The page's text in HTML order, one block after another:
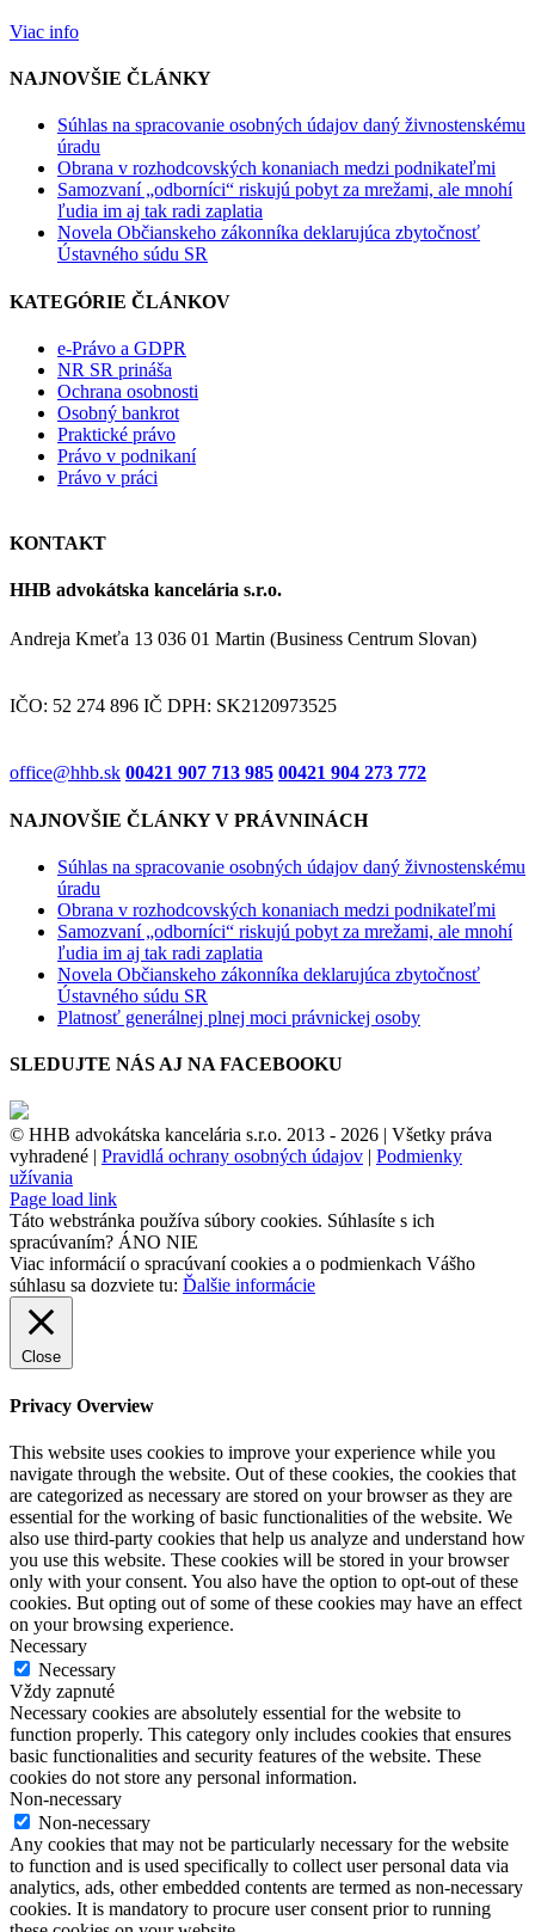
Viac info
NAJNOVŠIE ČLÁNKY
Súhlas na spracovanie osobných údajov daný živnostenskému
úradu
Obrana v rozhodcovských konaniach medzi podnikateľmi
Samozvaní „odborníci“ riskujú pobyt za mrežami, ale mnohí
ľudia im aj tak radi zaplatia
Novela Občianskeho zákonníka deklarujúca zbytočnosť
Ústavného súdu SR
KATEGÓRIE ČLÁNKOV
e-Právo a GDPR
NR SR prináša
Ochrana osobnosti
Osobný bankrot
Praktické právo
Právo v podnikaní
Právo v práci
KONTAKT
HHB advokátska kancelária s.r.o.
Andreja Kmeťa 13 036 01 Martin (Business Centrum Slovan)
IČO: 52 274 896 IČ DPH: SK2120973525
office@hhb.sk 00421 907 713 985 00421 904 273 772
NAJNOVŠIE ČLÁNKY V PRÁVNINÁCH
Súhlas na spracovanie osobných údajov daný živnostenskému
úradu
Obrana v rozhodcovských konaniach medzi podnikateľmi
Samozvaní „odborníci“ riskujú pobyt za mrežami, ale mnohí
ľudia im aj tak radi zaplatia
Novela Občianskeho zákonníka deklarujúca zbytočnosť
Ústavného súdu SR
Platnosť generálnej plnej moci právnickej osoby
SLEDUJTE NÁS AJ NA FACEBOOKU
© HHB advokátska kancelária s.r.o. 2013 - 2026 | Všetky práva
vyhradené | Pravidlá ochrany osobných údajov | Podmienky
užívania
Facebook
Page load link
Táto webstránka používa súbory cookies. Súhlasíte s ich
spracúvaním? ÁNO NIE
Viac informácií o spracúvaní cookies a o podmienkach Vášho
súhlasu sa dozviete tu: Ďalšie informácie
Close
Privacy Overview
This website uses cookies to improve your experience while you
navigate through the website. Out of these cookies, the cookies that
are categorized as necessary are stored on your browser as they are
essential for the working of basic functionalities of the website. We
also use third-party cookies that help us analyze and understand how
you use this website. These cookies will be stored in your browser
only with your consent. You also have the option to opt-out of these
cookies. But opting out of some of these cookies may have an effect
on your browsing experience.
Necessary
Necessary
Vždy zapnuté
Necessary cookies are absolutely essential for the website to
function properly. This category only includes cookies that ensures
basic functionalities and security features of the website. These
cookies do not store any personal information.
Non-necessary
Non-necessary
Any cookies that may not be particularly necessary for the website
to function and is used specifically to collect user personal data via
analytics, ads, other embedded contents are termed as non-necessary
cookies. It is mandatory to procure user consent prior to running